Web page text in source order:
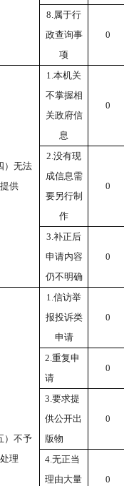
8.属于行
政查询事
项
0
）无法
提供
1.本机关
不掌握相
关政府信
息
0
2.没有现
成信息需
要另行制
作
0
3.补正后
申请内容
仍不明确
0
）不予
处理
1.信访举
报投诉类
申请
0
2.重复申
请
0
3.要求提
供公开出
版物
0
4.无正当
理由大量
0